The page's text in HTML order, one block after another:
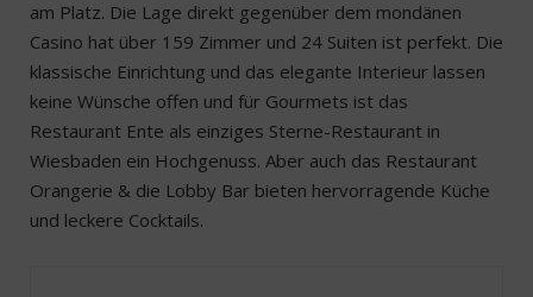
am Platz. Die Lage direkt gegenüber dem mondänen
Casino hat über 159 Zimmer und 24 Suiten ist perfekt. Die
klassische Einrichtung und das elegante Interieur lassen
keine Wünsche offen und für Gourmets ist das
Restaurant Ente als einziges Sterne-Restaurant in
Wiesbaden ein Hochgenuss. Aber auch das Restaurant
Orangerie & die Lobby Bar bieten hervorragende Küche
und leckere Cocktails.